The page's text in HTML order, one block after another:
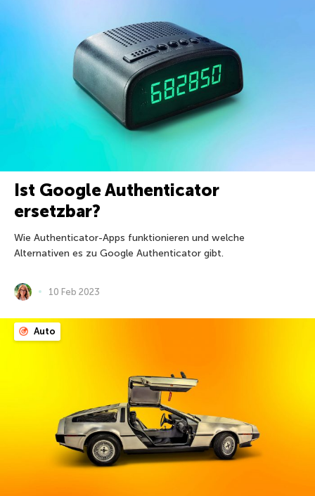
Ist Google Authenticator
ersetzbar?
Wie Authenticator-Apps funktionieren und welche
Alternativen es zu Google Authenticator gibt.
10 Feb 2023
Auto